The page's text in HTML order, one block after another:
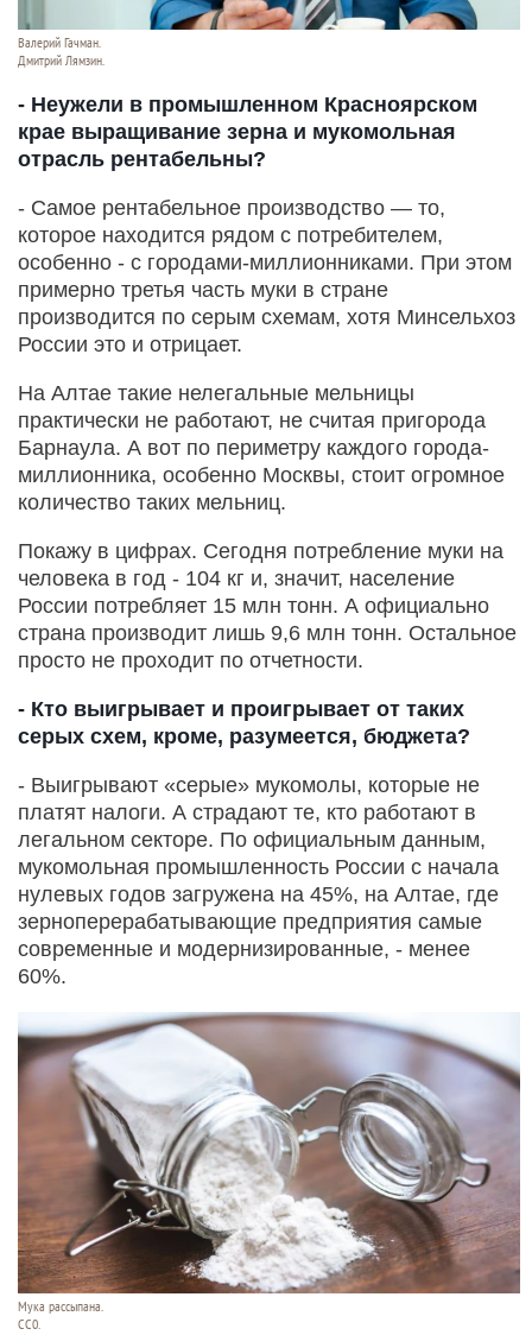
Валерий Гачман.
Дмитрий Лямзин.
- Неужели в промышленном Красноярском
крае выращивание зерна и мукомольная
отрасль рентабельны?
- Самое рентабельное производство — то,
которое находится рядом с потребителем,
особенно - с городами-миллионниками. При этом
примерно третья часть муки в стране
производится по серым схемам, хотя Минсельхоз
России это и отрицает.
На Алтае такие нелегальные мельницы
практически не работают, не считая пригорода
Барнаула. А вот по периметру каждого города-
миллионника, особенно Москвы, стоит огромное
количество таких мельниц.
Покажу в цифрах. Сегодня потребление муки на
человека в год - 104 кг и, значит, население
России потребляет 15 млн тонн. А официально
страна производит лишь 9,6 млн тонн. Остальное
просто не проходит по отчетности.
- Кто выигрывает и проигрывает от таких
серых схем, кроме, разумеется, бюджета?
- Выигрывают «серые» мукомолы, которые не
платят налоги. А страдают те, кто работают в
легальном секторе. По официальным данным,
мукомольная промышленность России с начала
нулевых годов загружена на 45%, на Алтае, где
зерноперерабатывающие предприятия самые
современные и модернизированные, - менее
60%.
Мука рассыпана.
СС0.